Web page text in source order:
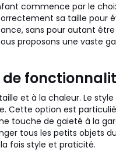
commence par le
sa taille pour
sans pour autant
proposons une vaste
de
et à la chaleur. Le
Cette option est
touche de gaieté à la
tous les petits objets
fois style et praticité.